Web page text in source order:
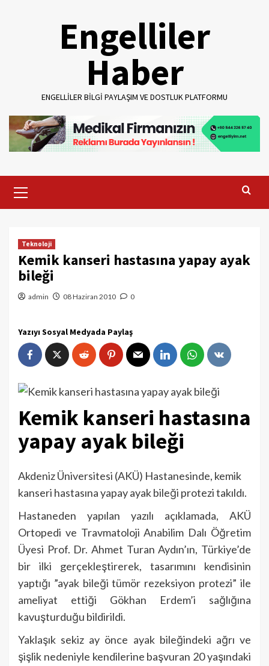
Engelliler
Haber
ENGELLILER BILGI PAYLAŞIM VE DOSTLUK PLATFORMU
Menu
Teknoloji
Kemik kanseri hastasına yapay ayak
bileği
admin 08 Haziran 2010 0
Yazıyı Sosyal Medyada Paylaş
Kemik kanseri hastasına
yapay ayak bileği
Akdeniz Üniversitesi (AKÜ) Hastanesinde, kemik
kanseri hastasına yapay ayak bileği protezi takıldı.
Hastaneden yapılan yazılı açıklamada, AKÜ
Ortopedi ve Travmatoloji Anabilim Dalı Öğretim
Üyesi Prof. Dr. Ahmet Turan Aydın’ın, Türkiye’de
bir ilki gerçekleştirerek, tasarımını kendisinin
yaptığı ”ayak bileği tümör rezeksiyon protezi” ile
ameliyat ettiği Gökhan Erdem’i sağlığına
kavuşturduğu bildirildi.
Yaklaşık sekiz ay önce ayak bileğindeki ağrı ve
şişlik nedeniyle kendilerine başvuran 20 yaşındaki